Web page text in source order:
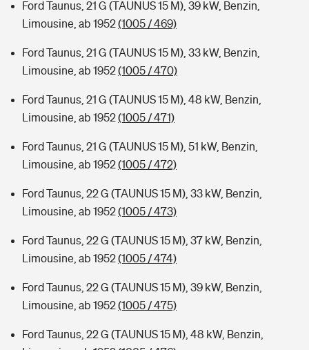
Ford Taunus, 21 G (TAUNUS 15 M), 39 kW, Benzin,
Limousine, ab 1952(1005 / 469)
Ford Taunus, 21 G (TAUNUS 15 M), 33 kW, Benzin,
Limousine, ab 1952(1005 / 470)
Ford Taunus, 21 G (TAUNUS 15 M), 48 kW, Benzin,
Limousine, ab 1952(1005 / 471)
Ford Taunus, 21 G (TAUNUS 15 M), 51 kW, Benzin,
Limousine, ab 1952(1005 / 472)
Ford Taunus, 22 G (TAUNUS 15 M), 33 kW, Benzin,
Limousine, ab 1952(1005 / 473)
Ford Taunus, 22 G (TAUNUS 15 M), 37 kW, Benzin,
Limousine, ab 1952(1005 / 474)
Ford Taunus, 22 G (TAUNUS 15 M), 39 kW, Benzin,
Limousine, ab 1952(1005 / 475)
Ford Taunus, 22 G (TAUNUS 15 M), 48 kW, Benzin,